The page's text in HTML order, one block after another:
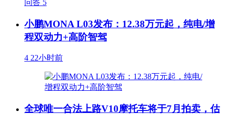
问答 5
小鹏MONA L03发布：12.38万元起，纯电/增
程双动力+高阶智驾
4 22小时前
全球唯一合法上路V10摩托车将于7月拍卖，估